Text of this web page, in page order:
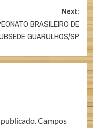
Next:
BRASILEIRO DE
GUARULHOS/SP
Campos